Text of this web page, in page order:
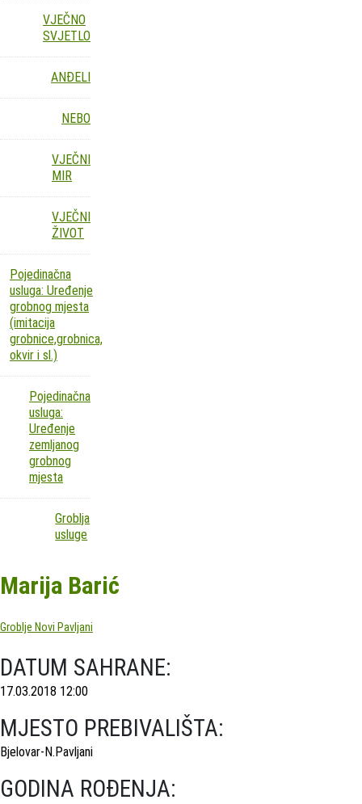
VJEČNO
SVJETLO
ANĐELI
NEBO
VJEČNI
MIR
VJEČNI
ŽIVOT
Pojedinačna
usluga: Uređenje
grobnog mjesta
(imitacija
grobnice,grobnica,
okvir i sl.)
Pojedinačna
usluga:
Uređenje
zemljanog
grobnog
mjesta
Groblja
usluge
Marija Barić
Groblje Novi Pavljani
DATUM SAHRANE:
17.03.2018 12:00
MJESTO PREBIVALIŠTA:
Bjelovar-N.Pavljani
GODINA ROĐENJA: